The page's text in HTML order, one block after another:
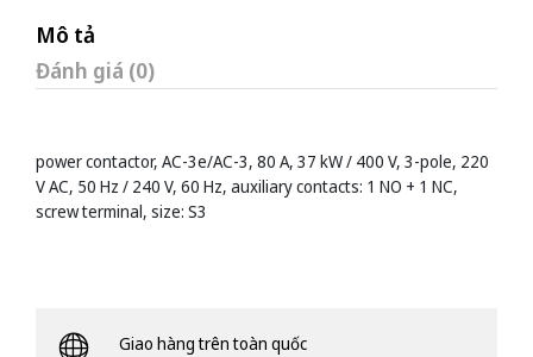
Mô tả
Đánh giá (0)
power contactor, AC-3e/AC-3, 80 A, 37 kW / 400 V, 3-pole, 220
V AC, 50 Hz / 240 V, 60 Hz, auxiliary contacts: 1 NO + 1 NC,
screw terminal, size: S3
Giao hàng trên toàn quốc